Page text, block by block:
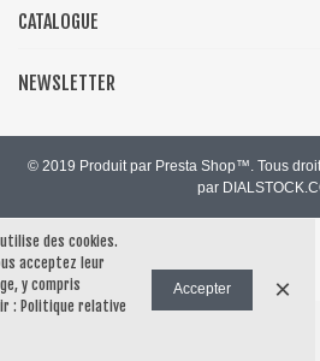
CATALOGUE
NEWSLETTER
© 2019 Produit par Presta Shop™. Tous
par
des cookies.
acceptez leur
y compris
: Politique relative
Accepter ×